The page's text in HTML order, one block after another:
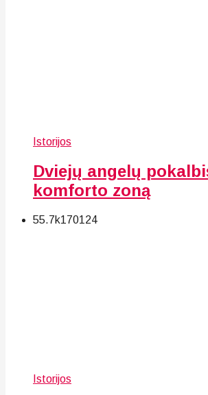
Istorijos
Dviejų angelų
komforto zoną
55.7k170124
Istorijos